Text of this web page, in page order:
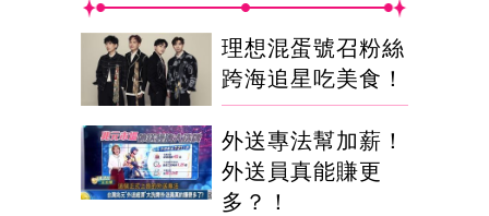
理想混蛋號召粉絲
跨海追星吃美食！
外送專法幫加薪！
外送員真能賺更
多？！